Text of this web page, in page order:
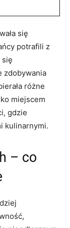
się
potrafili z
się
zdobywania
różne
miejscem
gdzie
kulinarnymi.
– co